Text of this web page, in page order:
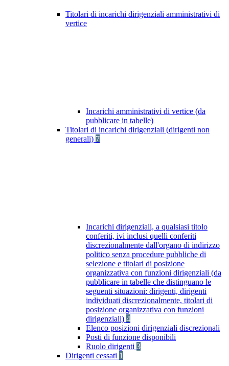
Titolari di incarichi dirigenziali amministrativi di
vertice
Incarichi amministrativi di vertice (da
pubblicare in tabelle)
Titolari di incarichi dirigenziali (dirigenti non
generali) 7
Incarichi dirigenziali, a qualsiasi titolo
conferiti, ivi inclusi quelli conferiti
discrezionalmente dall'organo di indirizzo
politico senza procedure pubbliche di
selezione e titolari di posizione
organizzativa con funzioni dirigenziali (da
pubblicare in tabelle che distinguano le
seguenti situazioni: dirigenti, dirigenti
individuati discrezionalmente, titolari di
posizione organizzativa con funzioni
dirigenziali) 4
Elenco posizioni dirigenziali discrezionali
Posti di funzione disponibili
Ruolo dirigenti 3
Dirigenti cessati 1